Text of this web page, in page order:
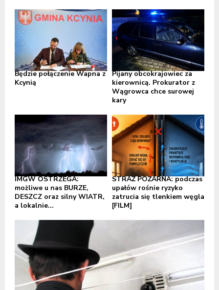
Będzie połączenie Wapna z
Kcynią
Pijany obcokrajowiec za
kierownicą. Prokurator z
Wągrowca chce surowej
kary
IMGW OSTRZEGA:
możliwe u nas BURZE,
DESZCZ oraz silny WIATR,
a lokalnie...
STRAŻ POŻARNA: podczas
upałów rośnie ryzyko
zatrucia się tlenkiem węgla
[FILM]